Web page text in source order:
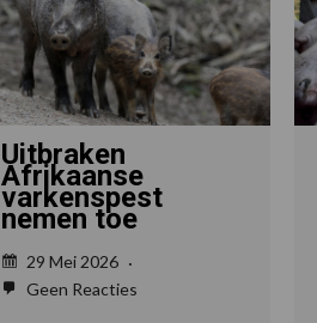
Uitbraken
Afrikaanse
varkenspest
nemen toe
29 Mei 2026
Geen Reacties